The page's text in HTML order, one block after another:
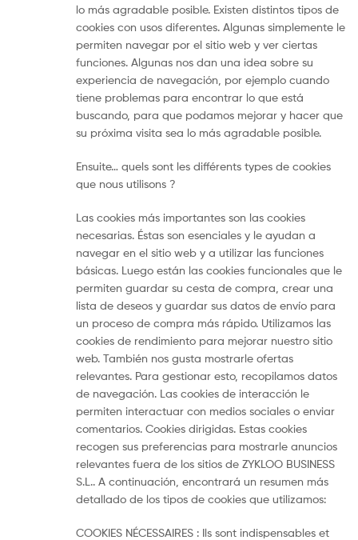
lo más agradable posible. Existen distintos tipos de
cookies con usos diferentes. Algunas simplemente le
permiten navegar por el sitio web y ver ciertas
funciones. Algunas nos dan una idea sobre su
experiencia de navegación, por ejemplo cuando
tiene problemas para encontrar lo que está
buscando, para que podamos mejorar y hacer que
su próxima visita sea lo más agradable posible.
Ensuite… quels sont les différents types de cookies
que nous utilisons ?
Las cookies más importantes son las cookies
necesarias. Éstas son esenciales y le ayudan a
navegar en el sitio web y a utilizar las funciones
básicas. Luego están las cookies funcionales que le
permiten guardar su cesta de compra, crear una
lista de deseos y guardar sus datos de envío para
un proceso de compra más rápido. Utilizamos las
cookies de rendimiento para mejorar nuestro sitio
web. También nos gusta mostrarle ofertas
relevantes. Para gestionar esto, recopilamos datos
de navegación. Las cookies de interacción le
permiten interactuar con medios sociales o enviar
comentarios. Cookies dirigidas. Estas cookies
recogen sus preferencias para mostrarle anuncios
relevantes fuera de los sitios de ZYKLOO BUSINESS
S.L.. A continuación, encontrará un resumen más
detallado de los tipos de cookies que utilizamos:
COOKIES NÉCESSAIRES : Ils sont indispensables et